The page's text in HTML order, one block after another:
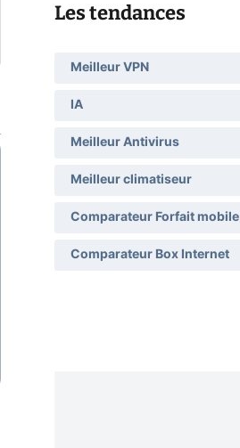
Les tendances
Meilleur VPN
IA
Meilleur Antivirus
Meilleur climatiseur
Comparateur Forfait mobile
Comparateur Box Internet